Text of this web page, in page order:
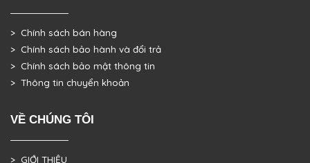
> Chính sách bán hàng
> Chính sách bảo hành và đổi trả
> Chính sách bảo mật thông tin
> Thông tin chuyển khoản
VỀ CHÚNG TÔI
> GIỚI THIỆU